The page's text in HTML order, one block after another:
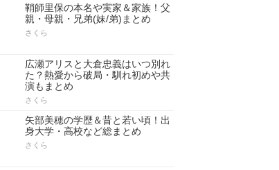
鞘師里保の本名や実家＆家族！父
親・母親・兄弟(妹/弟)まとめ
さくら
広瀬アリスと大倉忠義はいつ別れ
た？熱愛から破局・馴れ初めや共
演もまとめ
さくら
矢部美穂の学歴＆昔と若い頃！出
身大学・高校など総まとめ
さくら